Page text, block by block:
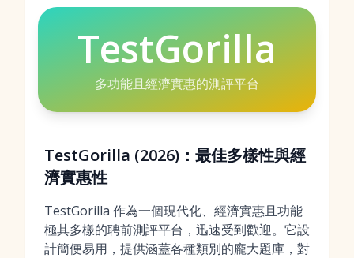
TestGorilla
多功能且經濟實惠的測評平台
TestGorilla (2026)：最佳多樣性與經
濟實惠性
TestGorilla 作為一個現代化、經濟實惠且功能
極其多樣的聘前測評平台，迅速受到歡迎。它設
計簡便易用，提供涵蓋各種類別的龐大題庫，對